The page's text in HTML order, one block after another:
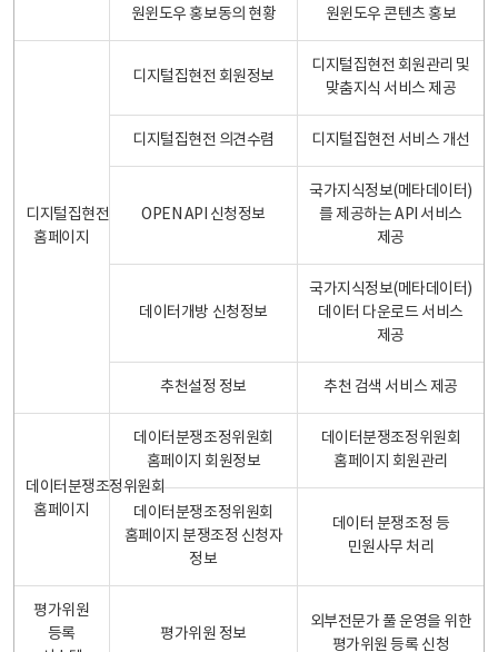
원윈도우 홍보동의 현황 원윈도우 콘텐츠 홍보
디지털집현전
홈페이지
디지털집현전 회원정보
디지털집현전 회원관리 및
맞춤지식 서비스 제공
디지털집현전 의견수렴 디지털집현전 서비스 개선
OPEN API 신청정보
국가지식정보(메타데이터)
를 제공하는 API 서비스
제공
데이터개방 신청정보
국가지식정보(메타데이터)
데이터 다운로드 서비스
제공
추천설정 정보 추천 검색 서비스 제공
데이터분쟁조정위원회
홈페이지
데이터분쟁조정위원회
홈페이지 회원정보
데이터분쟁조정위원회
홈페이지 회원관리
데이터분쟁조정위원회
홈페이지 분쟁조정 신청자
정보
데이터 분쟁조정 등
민원사무 처리
평가위원
등록
평가위원 정보
외부전문가 풀 운영을 위한
평가위원 등록 신청